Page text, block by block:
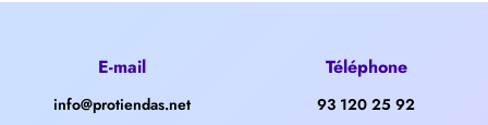
E-mail
info@protiendas.net
Téléphone
93 120 25 92